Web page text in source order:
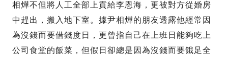
相燁不但將人工全部上貢給李恩海，更被對方從婚房
中趕出，搬入地下室。據尹相燁的朋友透露他經常因
為沒錢而要借錢度日，更曾指自己在上班日能夠吃上
公司食堂的飯菜，但假日卻總是因為沒錢而要餓足全